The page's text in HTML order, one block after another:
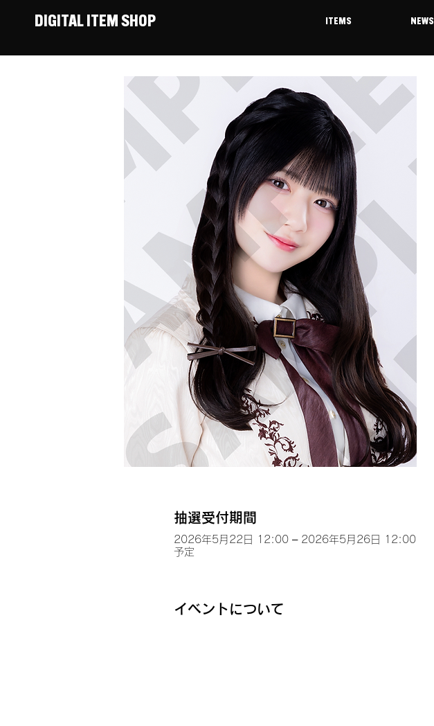
DIGITAL ITEM SHOP ITEMS NEWS
抽選受付期間
2026年5月22日 12:00 – 2026年5月26日 12:00
予定
イベントについて